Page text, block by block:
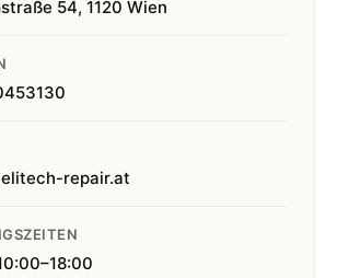
54, 1120 Wien
repair.at